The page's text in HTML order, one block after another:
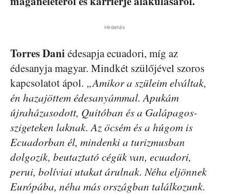
Hirdetés
Torres Daniédesapja ecuadori, míg az
édesanyja magyar. Mindkét szülőjével szoros
kapcsolatot ápol. „Amikor a szüleim elváltak,
én hazajöttem édesanyámmal. Apukám
újraházasodott, Quitóban és a Galápagos-
szigeteken laknak. Az öcsém és a húgom is
Ecuadorban él, mindenki a turizmusban
dolgozik, beutaztató cégük van, ecuadori,
perui, bolíviai utakat árulnak. Néha eljönnek
Európába, néha más országban találkozunk.